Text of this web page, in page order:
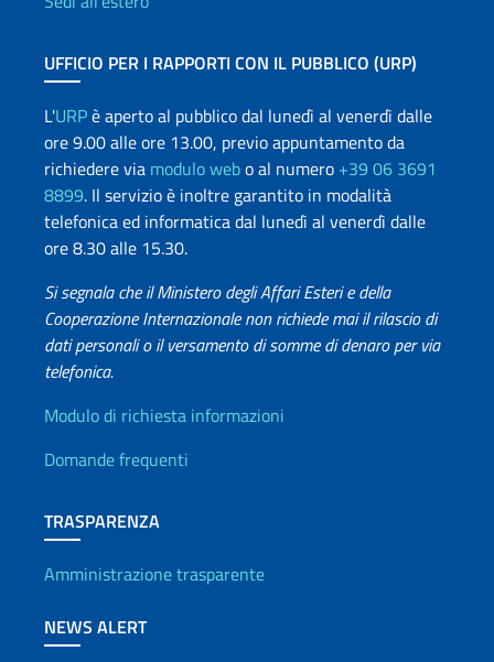
UFFICIO PER I RAPPORTI CON IL PUBBLICO (URP)
L'URPè aperto al pubblico dal lunedì al venerdì dalle
ore 9.00 alle ore 13.00, previo appuntamento da
richiedere via modulo webo al numero +39 06 3691
8899. Il servizio è inoltre garantito in modalità
telefonica ed informatica dal lunedì al venerdì dalle
ore 8.30 alle 15.30.
Si segnala che il Ministero degli Affari Esteri e della
Cooperazione Internazionale non richiede mai il rilascio di
dati personali o il versamento di somme di denaro per via
telefonica.
Info utili
Modulo di richiesta informazioni
Domande frequenti
TRASPARENZA
Amministrazione trasparente
NEWS ALERT